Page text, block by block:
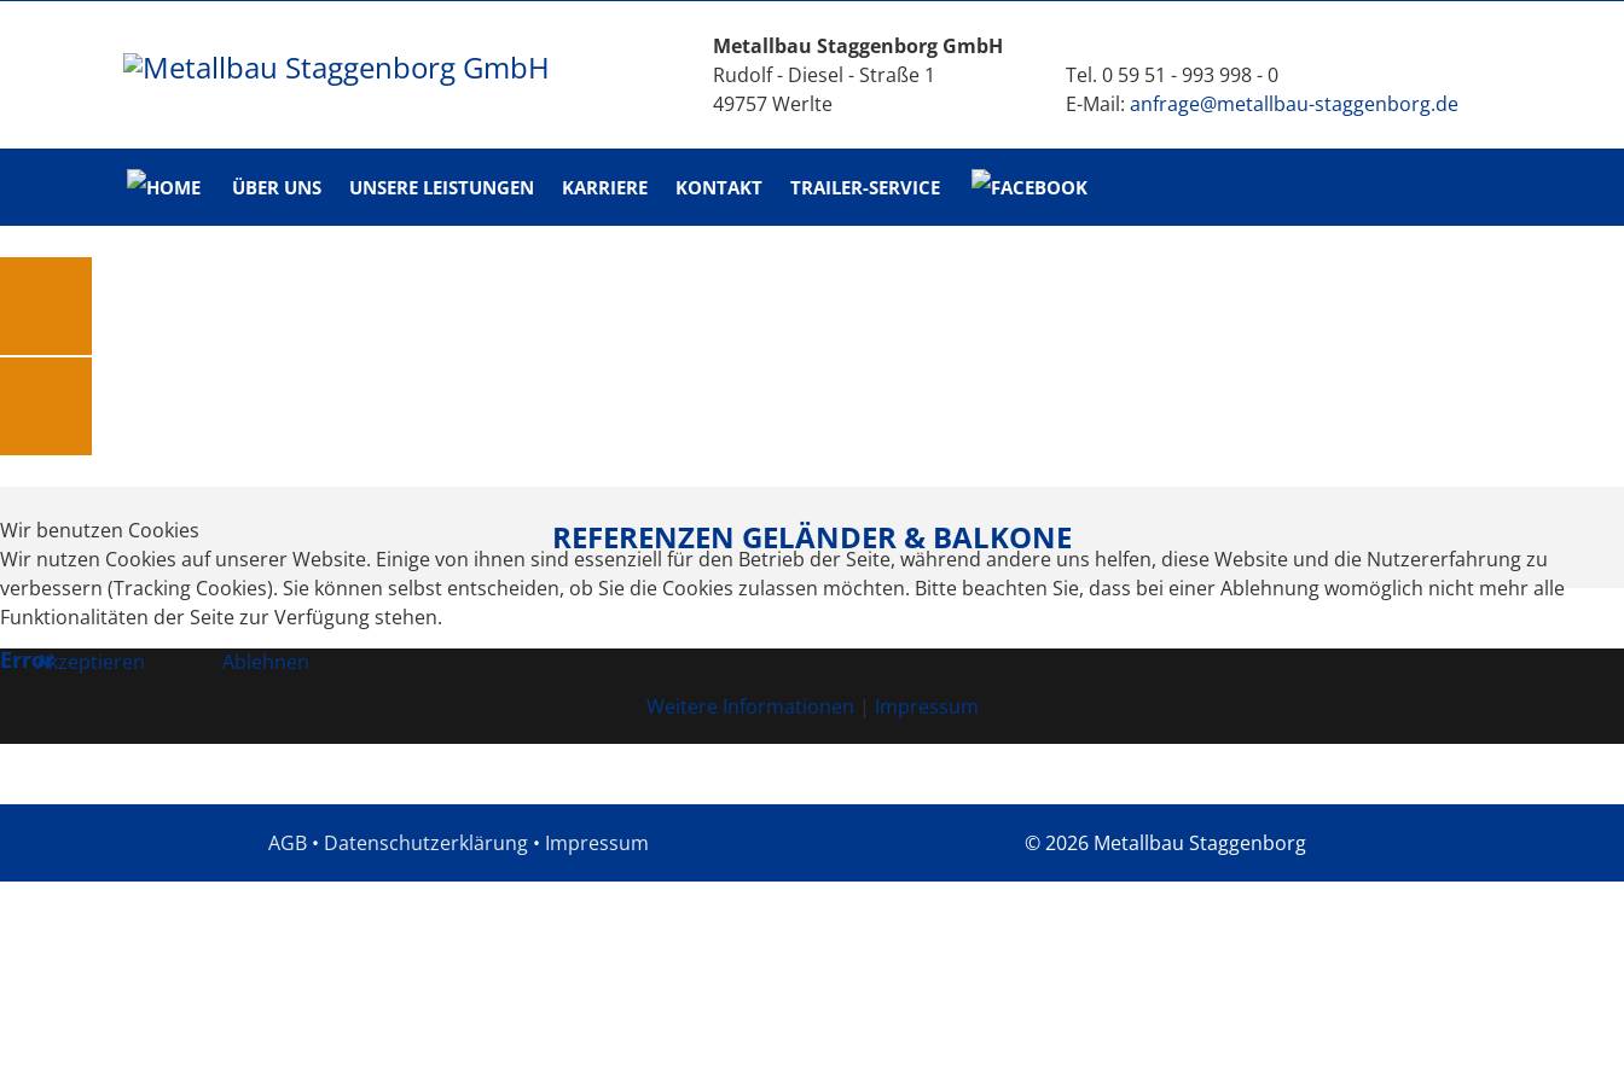
Metallbau Staggenborg GmbH
Rudolf - Diesel - Straße 1
49757 Werlte
Tel. 0 59 51 - 993 998 - 0
E-Mail: anfrage@metallbau-staggenborg.de
ÜBER UNS UNSERE LEISTUNGEN KARRIERE KONTAKT TRAILER-SERVICE
REFERENZEN GELÄNDER & BALKONE
Error
AGB • Datenschutzerklärung • Impressum © 2026 Metallbau Staggenborg
Wir benutzen Cookies
Wir nutzen Cookies auf unserer Website. Einige von ihnen sind essenziell für den Betrieb der Seite, während andere uns helfen, diese Website und die Nutzererfahrung zu
verbessern (Tracking Cookies). Sie können selbst entscheiden, ob Sie die Cookies zulassen möchten. Bitte beachten Sie, dass bei einer Ablehnung womöglich nicht mehr alle
Funktionalitäten der Seite zur Verfügung stehen.
Akzeptieren
Ablehnen
Weitere Informationen | Impressum